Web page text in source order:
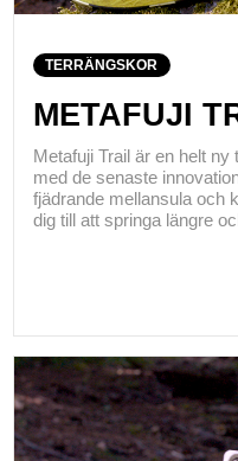
TERRÄNGSKOR
METAFUJI
Metafuji Trail är en helt
med de senaste
fjädrande mellansula och
dig till att springa längre